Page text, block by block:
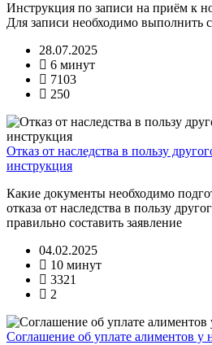
Инструкция по записи на приём к
Для записи необходимо выполнить
28.07.2025
6 минут
7103
250
Отказ от наследства в пользу
инструкция
Какие документы необходимо
отказа от наследства в пользу
правильно составить заявление
04.02.2025
10 минут
3321
2
Соглашение об уплате алиментов у